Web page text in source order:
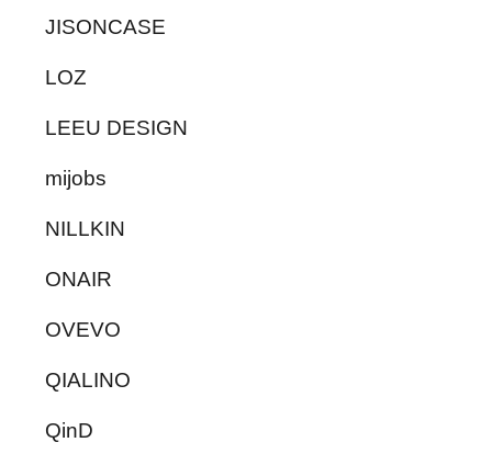
JISONCASE
LOZ
LEEU DESIGN
mijobs
NILLKIN
ONAIR
OVEVO
QIALINO
QinD